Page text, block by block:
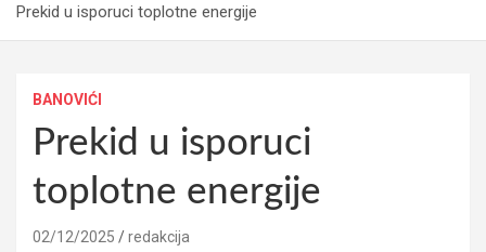
Prekid u isporuci toplotne energije
BANOVIĆI
Prekid u isporuci
toplotne energije
02/12/2025 redakcija